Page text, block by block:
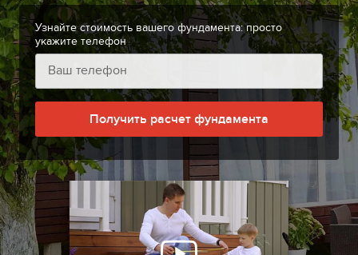
Узнайте стоимость вашего фундамента: просто
укажите телефон
Получить расчет фундамента